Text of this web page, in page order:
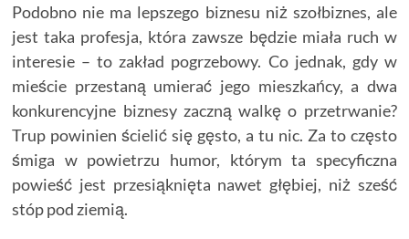
Podobno nie ma lepszego biznesu niż szołbiznes, ale
jest taka profesja, która zawsze będzie miała ruch w
interesie – to zakład pogrzebowy. Co jednak, gdy w
mieście przestaną umierać jego mieszkańcy, a dwa
konkurencyjne biznesy zaczną walkę o przetrwanie?
Trup powinien ścielić się gęsto, a tu nic. Za to często
śmiga w powietrzu humor, którym ta specyficzna
powieść jest przesiąknięta nawet głębiej, niż sześć
stóp pod ziemią.